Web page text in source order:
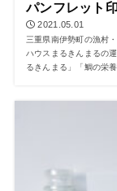
パンフレット
2021.05.01
三重県南伊勢町の漁村
ハウスまるきんまるの
るきんまる」「鯛の栄